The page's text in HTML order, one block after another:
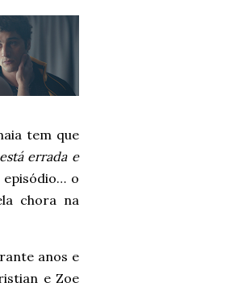
tem que
errada e
o
chora na
anos e
e Zoe